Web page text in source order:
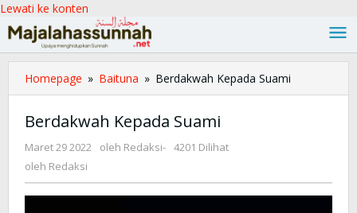
Lewati ke konten
Homepage » Baituna » Berdakwah Kepada Suami
Berdakwah Kepada Suami
Maret 29 2022 oleh Redaksi- 4201 Dilihat
oleh Redaksi